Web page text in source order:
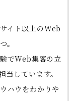
イト以上のWeb
。
でWeb集客の立
当しています。
ハウをわかりや